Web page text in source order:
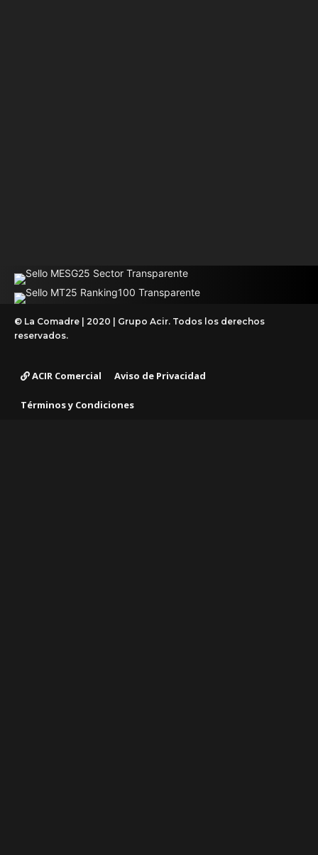
© La Comadre | 2020 | Grupo Acir. Todos los derechos
reservados.
ACIR Comercial Aviso de Privacidad
Términos y Condiciones